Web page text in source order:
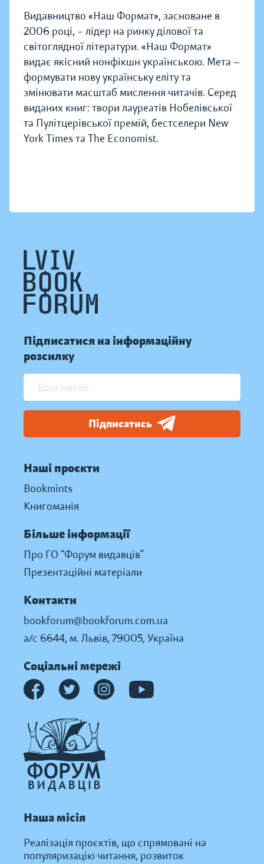
Видавництво «Наш Формат», засноване в
2006 році, – лідер на ринку ділової та
світоглядної літератури. «Наш Формат»
видає якісний нонфікшн українською. Мета —
формувати нову українську еліту та
змінювати масштаб мислення читачів. Серед
виданих книг: твори лауреатів Нобелівської
та Пулітцерівської премій, бестселери New
York Times та The Economist.
Підписатися на інформаційну
розсилку
Підписатись
Наші проєкти
Bookmints
Книгоманія
Більше інформації
Про ГО “Форум видавців”
Презентаційні матеріали
Контакти
bookforum@bookforum.com.ua
а/с 6644, м. Львів, 79005, Україна
Соціальні мережі
Наша місія
Реалізація проєктів, що спрямовані на
популяризацію читання, розвиток